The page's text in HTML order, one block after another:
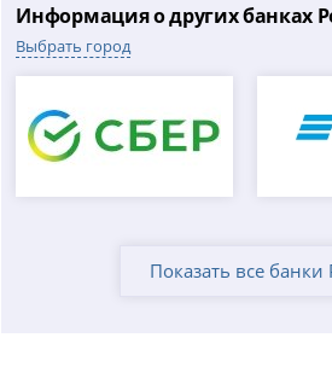
Информация о других банках
Выбрать город
Показать все банки